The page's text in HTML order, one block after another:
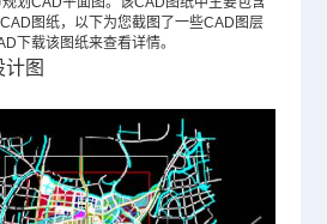
CAD 图纸，以下为您截图了一些CAD图层
下载该图纸来查看详情。
图